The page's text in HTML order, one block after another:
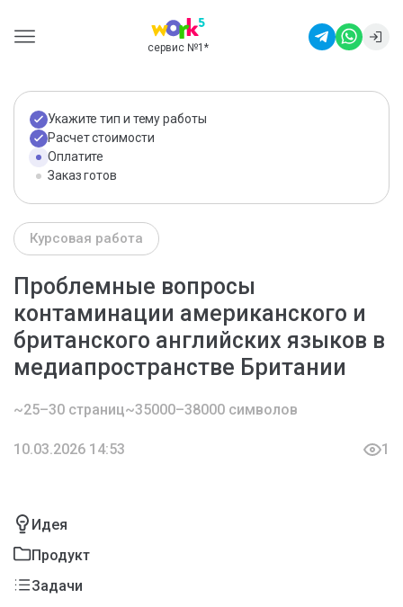
сервис №1 *
Укажите тип и тему работы
Расчет стоимости
Оплатите
Заказ готов
Курсовая работа
Проблемные вопросы
контаминации американского и
британского английских языков в
медиапространстве Британии
~25–30 страниц~35000–38000 символов
10.03.2026 14:53 1
Идея
Продукт
Задачи